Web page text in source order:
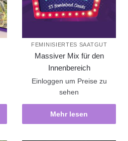
FEMINISIERTES SAATGUT
Massiver Mix für den
Innenbereich
Einloggen um Preise zu
sehen
Mehr lesen